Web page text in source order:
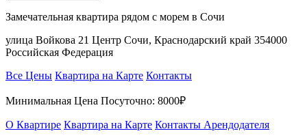
Замечательная квартира рядом с морем в Сочи
улица Войкова 21 Центр Сочи, Краснодарский край 354000
Российская Федерация
Все Цены Квартира на Карте Контакты
Минимальная Цена Посуточно: 8000₽
О Квартире Квартира на Карте Контакты Арендодателя